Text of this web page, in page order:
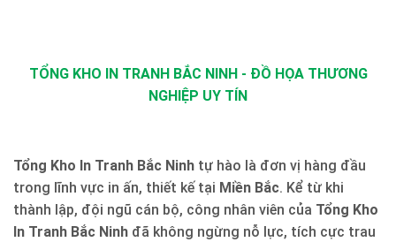
TỔNG KHO IN TRANH BẮC NINH - ĐỒ HỌA THƯƠNG
NGHIỆP UY TÍN
Tổng Kho In Tranh Bắc Ninh tự hào là đơn vị hàng đầu
trong lĩnh vực in ấn, thiết kế tại Miền Bắc. Kể từ khi
thành lập, đội ngũ cán bộ, công nhân viên của Tổng Kho
In Tranh Bắc Ninh đã không ngừng nỗ lực, tích cực trau